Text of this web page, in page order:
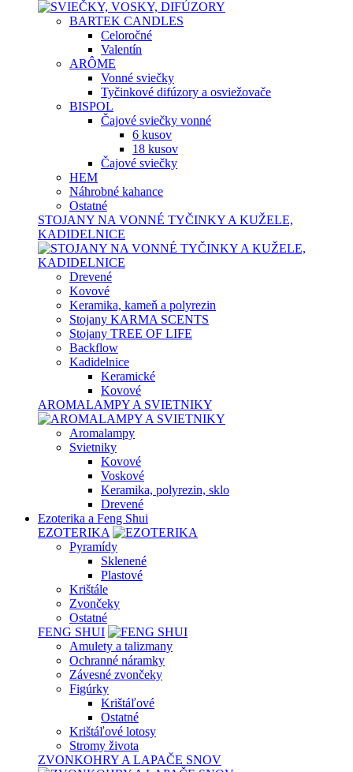
BARTEK CANDLES
Celoročné
Valentín
ARÔME
Vonné sviečky
Tyčinkové difúzory a osviežovače
BISPOL
Čajové sviečky vonné
6 kusov
18 kusov
Čajové sviečky
HEM
Náhrobné kahance
Ostatné
STOJANY NA VONNÉ TYČINKY A KUŽELE,
KADIDELNICE
Drevené
Kovové
Keramika, kameň a polyrezin
Stojany KARMA SCENTS
Stojany TREE OF LIFE
Backflow
Kadidelnice
Keramické
Kovové
AROMALAMPY A SVIETNIKY
Aromalampy
Svietniky
Kovové
Voskové
Keramika, polyrezin, sklo
Drevené
Ezoterika a Feng Shui
EZOTERIKA
Pyramídy
Sklenené
Plastové
Krištále
Zvončeky
Ostatné
FENG SHUI
Amulety a talizmany
Ochranné náramky
Závesné zvončeky
Figúrky
Krištáľové
Ostatné
Krištáľové lotosy
Stromy života
ZVONKOHRY A LAPAČE SNOV